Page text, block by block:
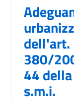
dell'art.
380/
44
s.m.i.